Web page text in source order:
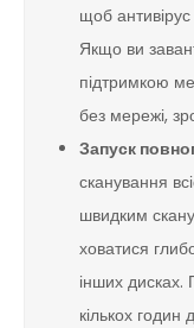
щоб антивірус
Якщо ви
підтримкою
без мережі,
Запуск
сканування
швидким
ховатися
інших дисках.
кількох годин